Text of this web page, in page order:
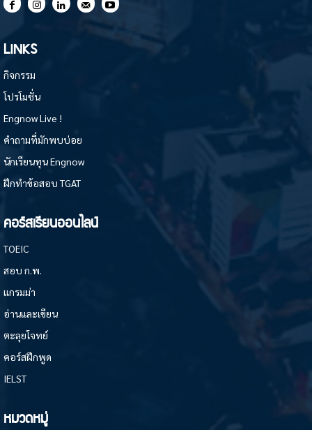
LINKS
กิจกรรม
โปรโมชั่น
Engnow Live !
คำถามที่มักพบบ่อย
นักเรียนทุน Engnow
ฝึกทำข้อสอบ TGAT
คอร์สเรียนออนไลน์
TOEIC
สอบ ก.พ.
แกรมม่า
อ่านและเขียน
ตะลุยโจทย์
คอร์สฝึกพูด
IELST
หมวดหมู่